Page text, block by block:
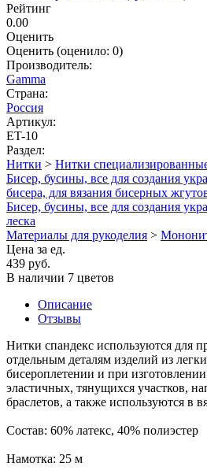
Рейтинг
0.00
Оценить
Оценить (оценило: 0)
Производитель:
Gamma
Страна:
Россия
Артикул:
ET-10
Раздел:
Нитки > Нитки
Бисер, бусины, все для создания
бисера, для вязания бисерных
Бисер, бусины, все для создания
леска
Материалы для рукоделия >
Цена за ед.
439 руб.
В наличии 7 цветов
Описание
Отзывы
Нитки спандекс используются для
отдельным деталям изделий из
бисероплетении и при
эластичных, тянущихся участков,
браслетов, а также используются в
Состав: 60% латекс, 40% полиэстер
Намотка: 25 м